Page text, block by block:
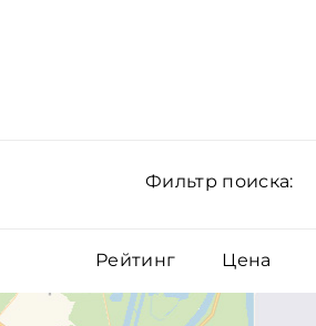
Фильтр поиска:
Рейтинг Цена